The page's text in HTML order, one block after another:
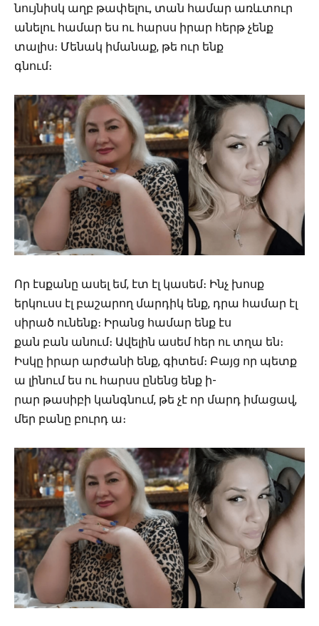
նույնիսկ աղբ թափելու, տան համար առևտուր
անելու համար ես ու հարսս իրար հերթ չենք
տալիս։ Մենակ իմանաք, թե ուր ենք
գնում։
Որ էսքանը ասել եմ, էտ էլ կասեմ։ Ինչ խոսք
երկուսս էլ բաշարող մարդիկ ենք, դրա համար էլ
սիրած ունենք։ Իրանց համար ենք էս
քան բան անում։ Ավելին ասեմ հեր ու տղա են։
Իսկը իրար արժանի ենք, գիտեմ։ Բայց որ պետք
ա լինում ես ու հարսս ընենց ենք ի-
րար թասիբի կանգնում, թե չէ որ մարդ իմացավ,
մեր բանը բուրդ ա։